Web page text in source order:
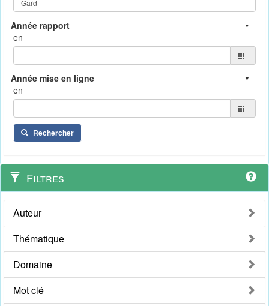
en
en
Rechercher
Filtres
Auteur
Thématique
Domaine
Mot clé